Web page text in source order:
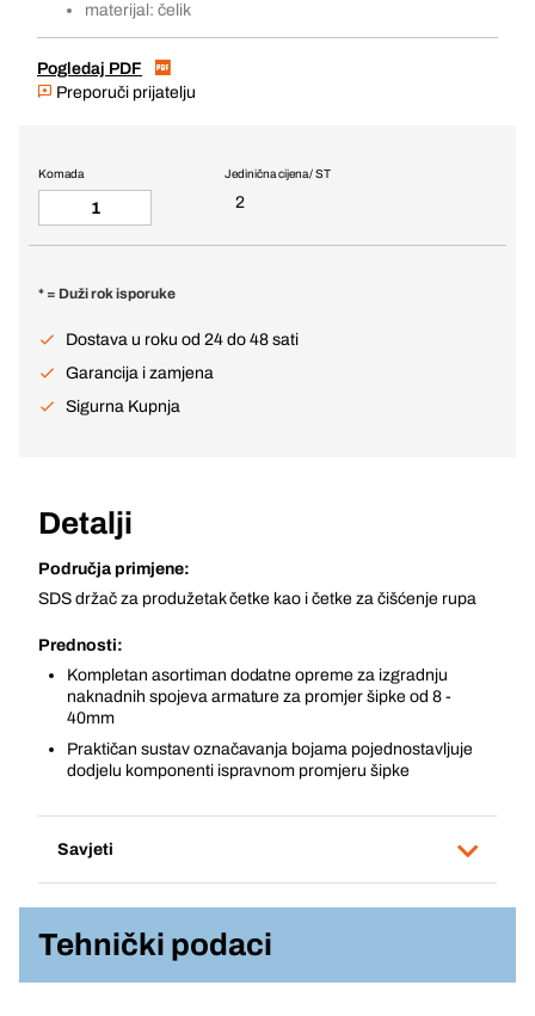
materijal: čelik
Pogledaj PDF
Preporuči prijatelju
Jedinična cijena / ST
2
Komada
* = Duži rok isporuke
Dostava u roku od 24 do 48 sati
Garancija i zamjena
Sigurna Kupnja
Detalji
Područja primjene:
SDS držač za produžetak četke kao i četke za čišćenje rupa
Prednosti:
Kompletan asortiman dodatne opreme za izgradnju
naknadnih spojeva armature za promjer šipke od 8 -
40mm
Praktičan sustav označavanja bojama pojednostavljuje
dodjelu komponenti ispravnom promjeru šipke
Savjeti
Tehnički podaci